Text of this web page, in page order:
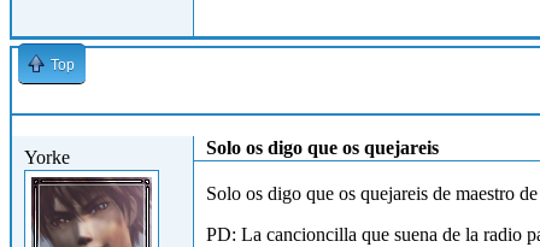
Top
Yorke Solo os digo que os quejareis
Solo os digo que os quejareis de maestro
PD: La cancioncilla que suena de la radio